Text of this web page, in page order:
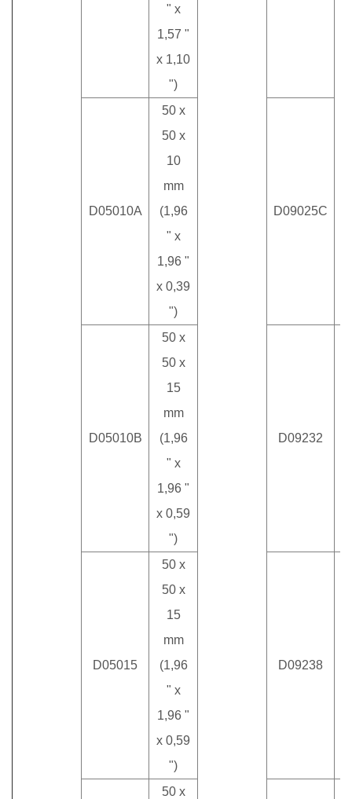
" x
1,57 "
x 1,10
")
D05010A
50 x
50 x
10
mm
(1,96
" x
1,96 "
x 0,39
")
D09025C
D05010B
50 x
50 x
15
mm
(1,96
" x
1,96 "
x 0,59
")
D09232
D05015
50 x
50 x
15
mm
(1,96
" x
1,96 "
x 0,59
")
D09238
50 x